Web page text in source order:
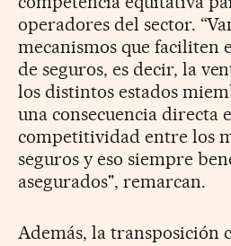
operadores del sector.
mecanismos que faciliten
de seguros, es decir, la
los distintos estados
una consecuencia directa
competitividad entre los
seguros y eso siempre
asegurados", remarcan.
Además, la transposición